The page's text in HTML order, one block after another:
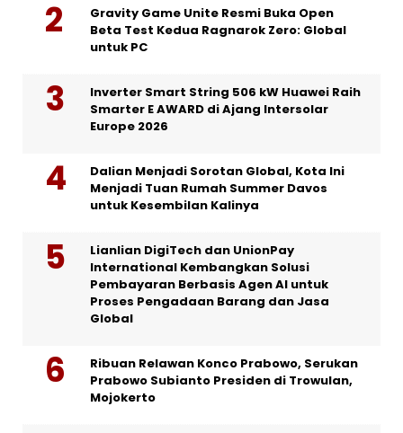
Gravity Game Unite Resmi Buka Open
Beta Test Kedua Ragnarok Zero: Global
untuk PC
Inverter Smart String 506 kW Huawei Raih
Smarter E AWARD di Ajang Intersolar
Europe 2026
Dalian Menjadi Sorotan Global, Kota Ini
Menjadi Tuan Rumah Summer Davos
untuk Kesembilan Kalinya
Lianlian DigiTech dan UnionPay
International Kembangkan Solusi
Pembayaran Berbasis Agen AI untuk
Proses Pengadaan Barang dan Jasa
Global
Ribuan Relawan Konco Prabowo, Serukan
Prabowo Subianto Presiden di Trowulan,
Mojokerto